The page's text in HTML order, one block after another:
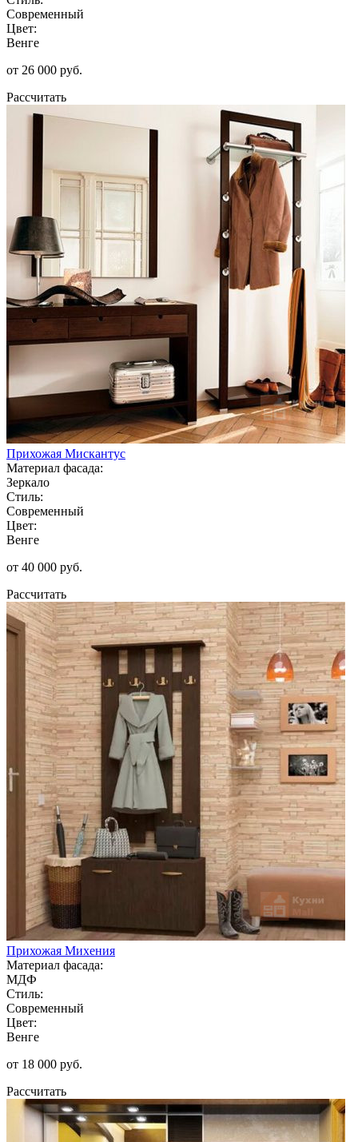
Современный
Цвет:
Венге
от 26 000 руб.
Рассчитать
Прихожая Мискантус
Материал фасада:
Зеркало
Стиль:
Современный
Цвет:
Венге
от 40 000 руб.
Рассчитать
Прихожая Михения
Материал фасада:
МДФ
Стиль:
Современный
Цвет:
Венге
от 18 000 руб.
Рассчитать